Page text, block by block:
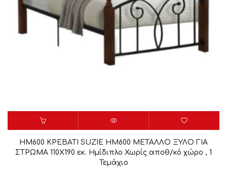
HM600 ΚΡΕΒΑΤΙ SUZIE HM600 ΜΕΤΑΛΛΟ ΞΥΛΟ ΓΙΑ
ΣΤΡΩΜΑ 110Χ190 εκ. Ημίδιπλο Χωρίς αποθ/κό χώρο , 1
Τεμάχιο